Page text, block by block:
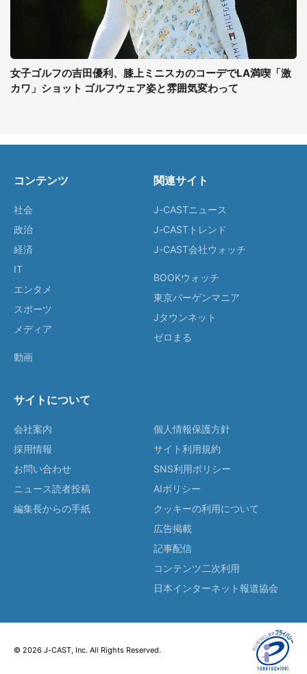
女子ゴルフの吉田優利、膝上ミニスカのコーデでLA満喫「激
カワ」ショット ゴルフウェア姿と雰囲気変わって
コンテンツ
社会
政治
経済
IT
エンタメ
スポーツ
メディア
動画
関連サイト
J-CASTニュース
J-CASTトレンド
J-CAST会社ウォッチ
BOOKウォッチ
東京バーゲンマニア
Jタウンネット
ゼロまる
サイトについて
会社案内
採用情報
お問い合わせ
ニュース読者投稿
編集長からの手紙
個人情報保護方針
サイト利用規約
SNS利用ポリシー
AIポリシー
クッキーの利用について
広告掲載
記事配信
コンテンツ二次利用
日本インターネット報道協会
© 2026 J-CAST, Inc. All Rights Reserved.